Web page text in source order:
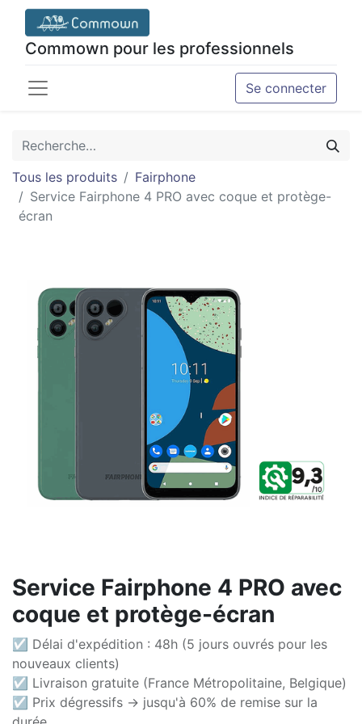
Commown pour les professionnels
Se connecter
Tous les produits
Fairphone
Service Fairphone 4 PRO avec coque et protège-
écran
Service Fairphone 4 PRO avec
coque et protège-écran
☑ Délai d'expédition : 48h (5 jours ouvrés pour les
nouveaux clients)
☑ Livraison gratuite (France Métropolitaine, Belgique)
☑ Prix dégressifs -> jusqu'à 60% de remise sur la